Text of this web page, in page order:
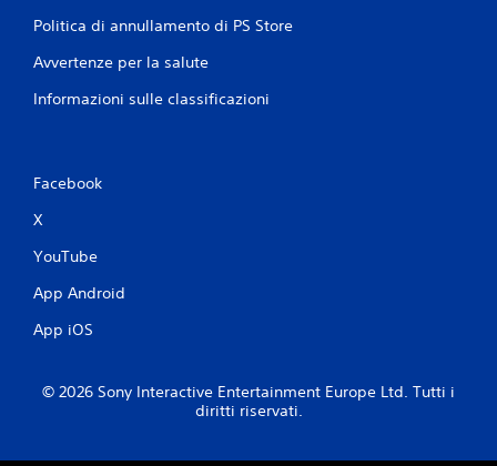
Politica di annullamento di PS Store
Avvertenze per la salute
Informazioni sulle classificazioni
Facebook
X
YouTube
App Android
App iOS
© 2026 Sony Interactive Entertainment Europe Ltd. Tutti i
diritti riservati.